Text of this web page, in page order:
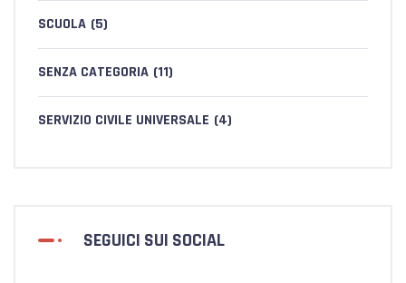
SCUOLA (5)
SENZA CATEGORIA (11)
SERVIZIO CIVILE UNIVERSALE (4)
SEGUICI SUI SOCIAL